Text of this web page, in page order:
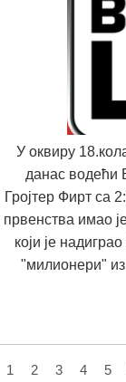
У оквиру
данас водећи
Гројтер Фирт са
првенства имао
који је
"милионери"
1 2 3 4 5